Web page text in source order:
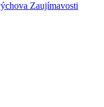
Zaujímavosti